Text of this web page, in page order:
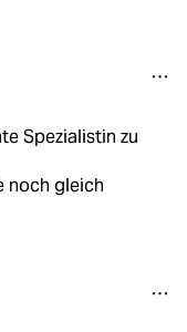
Spezialistin zu
noch gleich